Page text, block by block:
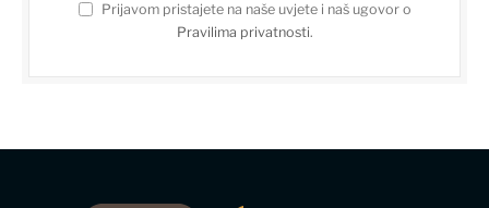
Prijavom pristajete na naše uvjete i naš ugovor o
Pravilima privatnosti.